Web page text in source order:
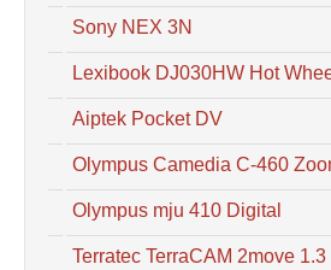
Sony NEX 3N
Lexibook DJ030HW Hot
Aiptek Pocket DV
Olympus Camedia C-460
Olympus mju 410 Digital
Terratec TerraCAM 2move 1.3